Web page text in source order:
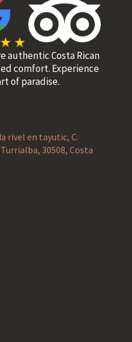
authentic Costa Rican
comfort. Experience
of paradise.
rivel en tayutic, C.
30508, Costa